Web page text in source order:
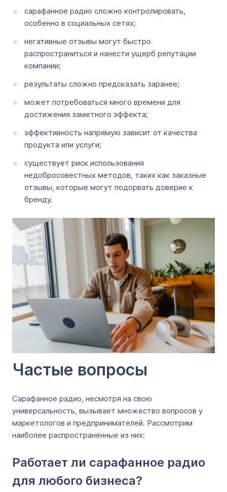
сарафанное радио сложно контролировать,
особенно в социальных сетях;
негативные отзывы могут быстро
распространиться и нанести ущерб репутации
компании;
результаты сложно предсказать заранее;
может потребоваться много времени для
достижения заметного эффекта;
эффективность напрямую зависит от качества
продукта или услуги;
существует риск использования
недобросовестных методов, таких как заказные
отзывы, которые могут подорвать доверие к
бренду.
Частые вопросы
Сарафанное радио, несмотря на свою
универсальность, вызывает множество вопросов у
маркетологов и предпринимателей. Рассмотрим
наиболее распространенные из них:
Работает ли сарафанное радио
для любого бизнеса?